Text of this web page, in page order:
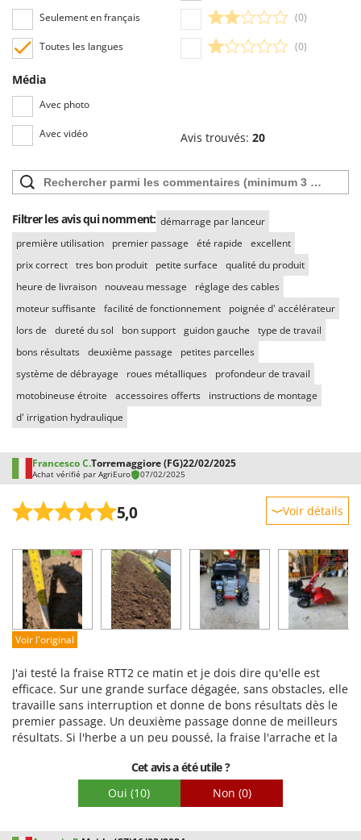
Seulement en français
Toutes les langues
Média
Avec photo
Avec vidéo
(0)
(0)
Avis trouvés: 20
Filtrer les avis qui nomment: démarrage par lanceur
première utilisation
premier passage été rapide
excellent
prix correct tres bon produit petite surface
qualité du produit
heure de livraison
nouveau message
réglage des cables
moteur suffisante
facilité de fonctionnement
poignée d' accélérateur
lors de
dureté du sol bon support guidon gauche
type de travail
bons résultats deuxième passage
petites parcelles
système de débrayage
roues métalliques
profondeur de travail
motobineuse étroite
accessoires offerts
instructions de montage
d' irrigation hydraulique
Francesco C.Torremaggiore (FG)22/02/2025
Achat vérifié par AgriEuro 07/02/2025
5,0 Voir détails
Prestations
Facilité d'utilisation
Qualité / Prix
Facilité de montage
Voir l'original
J'ai testé la fraise RTT2 ce matin et je dois dire qu'elle est
efficace. Sur une grande surface dégagée, sans obstacles, elle
travaille sans interruption et donne de bons résultats dès le
premier passage. Un deuxième passage donne de meilleurs
résultats. Si l'herbe a un peu poussé, la fraise l'arrache et la
un sol qui n'avait pas été labouré depuis novembre. Ce sol
n'est ni trop dur, ni trop mou, et il y a un peu d'herbe. Elle a
labouré le sol et l'herbe sans problème, sans déraper ni
pas évités, mais elle a eu tendance à les soulever et à les
Cet avis a été utile ?
Oui (10) Non (0)